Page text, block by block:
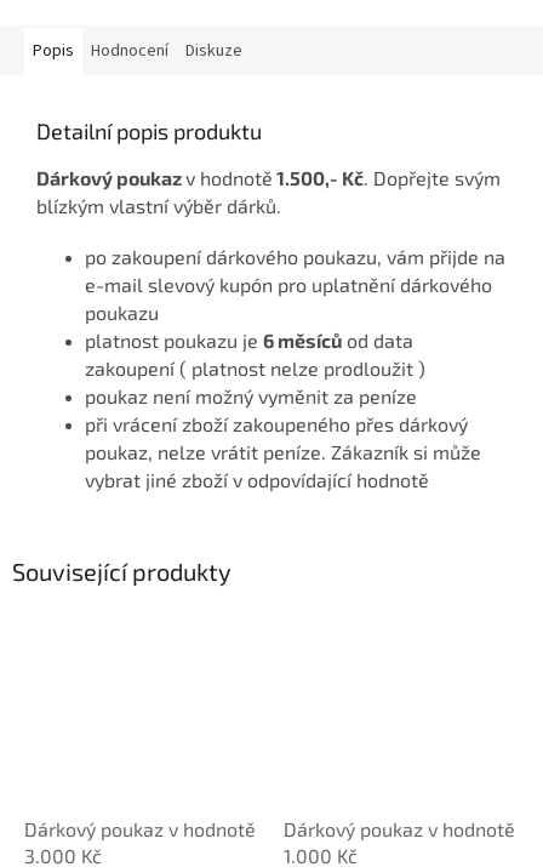
Popis Hodnocení Diskuze
Detailní popis produktu
Dárkový poukazv hodnotě 1.500,- Kč . Dopřejte svým
blízkým vlastní výběr dárků.
po zakoupení dárkového poukazu, vám přijde na
e-mail slevový kupón pro uplatnění dárkového
poukazu
platnost poukazu je 6 měsíců od data
zakoupení ( platnost nelze prodloužit )
poukaz není možný vyměnit za peníze
při vrácení zboží zakoupeného přes dárkový
poukaz, nelze vrátit peníze. Zákazník si může
vybrat jiné zboží v odpovídající hodnotě
Související produkty
Dárkový poukaz v hodnotě
3.000 Kč
Dárkový poukaz v hodnotě
1.000 Kč